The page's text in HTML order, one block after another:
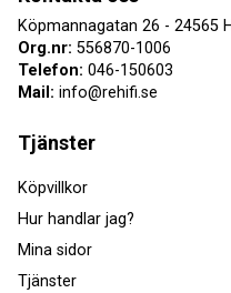
Köpmannagatan 26 - 24565
Org.nr: 556870-1006
Telefon: 046-150603
Mail: info@rehifi.se
Tjänster
Köpvillkor
Hur handlar jag?
Mina sidor
Tjänster